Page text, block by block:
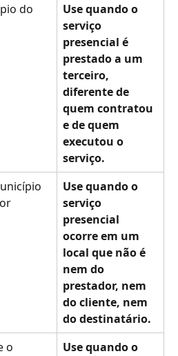
do
Use quando o
serviço
presencial é
prestado a um
terceiro,
diferente de
quem contratou
e de quem
executou o
serviço.
Use quando o
serviço
presencial
ocorre em um
local que não é
nem do
prestador, nem
do cliente, nem
do destinatário.
o
Use quando o